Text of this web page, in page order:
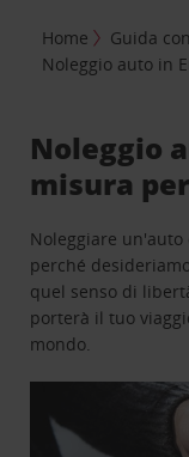
Home Guida
Noleggio auto in
Noleggio
misura
Noleggiare un'auto
perché
quel senso di
porterà il tuo
mondo.